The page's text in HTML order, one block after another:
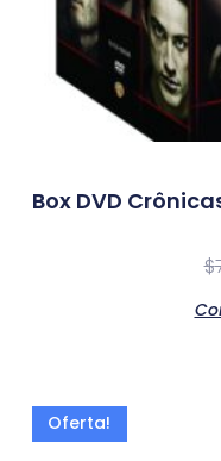
Box DVD
$
Oferta!